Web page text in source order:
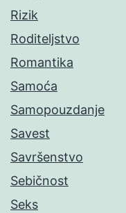
Rizik
Roditeljstvo
Romantika
Samoća
Samopouzdanje
Savest
Savršenstvo
Sebičnost
Seks